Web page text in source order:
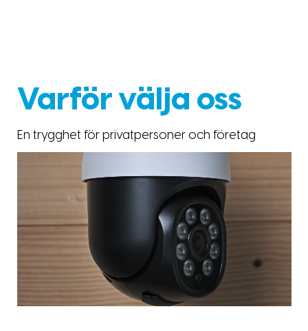
Varför välja oss
En trygghet för privatpersoner och företag